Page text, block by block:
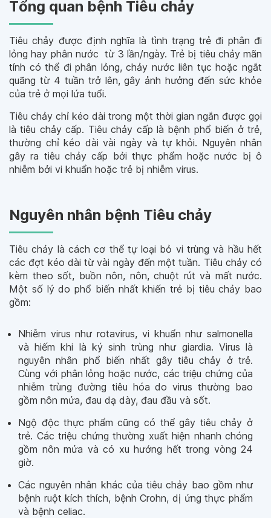
Tổng quan bệnh Tiêu chảy
Tiêu chảy được định nghĩa là tình trạng trẻ đi phân đi
lỏng hay phân nước từ 3 lần/ngày. Trẻ bị tiêu chảy mãn
tính có thể đi phân lỏng, chảy nước liên tục hoặc ngắt
quãng từ 4 tuần trở lên, gây ảnh hưởng đến sức khỏe
của trẻ ở mọi lứa tuổi.
Tiêu chảy chỉ kéo dài trong một thời gian ngắn được gọi
là tiêu chảy cấp. Tiêu chảy cấp là bệnh phổ biến ở trẻ,
thường chỉ kéo dài vài ngày và tự khỏi. Nguyên nhân
gây ra tiêu chảy cấp bởi thực phẩm hoặc nước bị ô
nhiễm bởi vi khuẩn hoặc trẻ bị nhiễm virus.
Nguyên nhân bệnh Tiêu chảy
Tiêu chảy là cách cơ thể tự loại bỏ vi trùng và hầu hết
các đợt kéo dài từ vài ngày đến một tuần. Tiêu chảy có
kèm theo sốt, buồn nôn, nôn, chuột rút và mất nước.
Một số lý do phổ biến nhất khiến trẻ bị tiêu chảy bao
gồm:
Nhiễm virus như rotavirus, vi khuẩn như salmonella
và hiếm khi là ký sinh trùng như giardia. Virus là
nguyên nhân phổ biến nhất gây tiêu chảy ở trẻ.
Cùng với phân lỏng hoặc nước, các triệu chứng của
nhiễm trùng đường tiêu hóa do virus thường bao
gồm nôn mửa, đau dạ dày, đau đầu và sốt.
Ngộ độc thực phẩm cũng có thể gây tiêu chảy ở
trẻ. Các triệu chứng thường xuất hiện nhanh chóng
gồm nôn mửa và có xu hướng hết trong vòng 24
giờ.
Các nguyên nhân khác của tiêu chảy bao gồm như
bệnh ruột kích thích, bệnh Crohn, dị ứng thực phẩm
và bệnh celiac.